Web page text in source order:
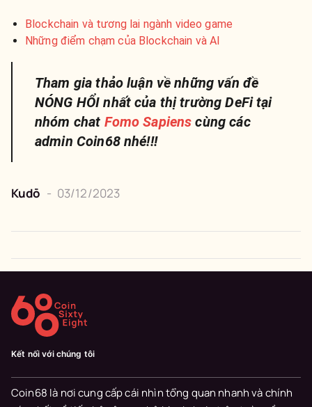
Blockchain và tương lai ngành video game
Những điểm chạm của Blockchain và AI
Tham gia thảo luận về những vấn đề
NÓNG HỔI nhất của thị trường DeFi tại
nhóm chat Fomo Sapiens cùng các
admin Coin68 nhé!!!
Kudō - 03/12/2023
Kết nối với chúng tôi
Coin68 là nơi cung cấp cái nhìn tổng quan nhanh và chính